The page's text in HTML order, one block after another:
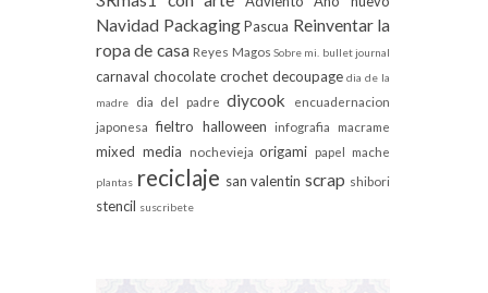
Navidad Packaging Pascua Reinventar la
ropa de casa Reyes Magos Sobre mi. bullet journal
carnaval chocolate crochet decoupage dia de la
madre
dia del padre diycook
encuadernacion
japonesa fieltro halloween infografia macrame
mixed media nochevieja origami papel mache
plantas reciclaje san valentin scrap shibori
stencil suscribete